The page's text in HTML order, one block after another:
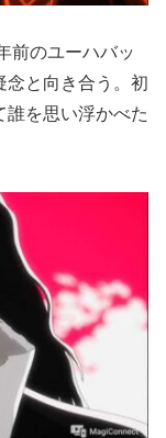
前のユーハバッ
念と向き合う。初
誰を思い浮かべた